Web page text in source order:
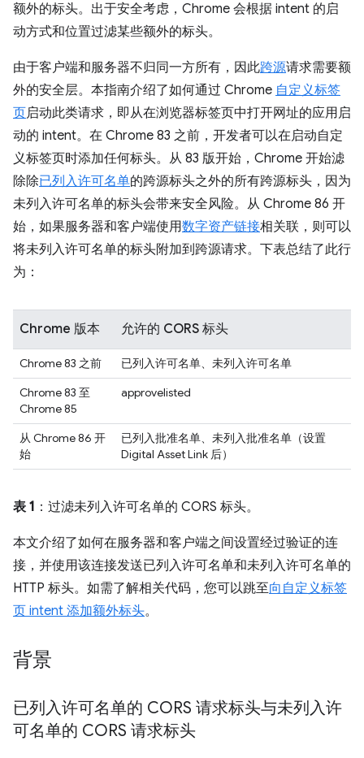
额外的标头。出于安全考虑，Chrome 会根据 intent 的启
动方式和位置过滤某些额外的标头。
由于客户端和服务器不归同一方所有，因此跨源请求需要额
外的安全层。本指南介绍了如何通过 Chrome 自定义标签
页启动此类请求，即从在浏览器标签页中打开网址的应用启
动的 intent。在 Chrome 83 之前，开发者可以在启动自定
义标签页时添加任何标头。从 83 版开始，Chrome 开始滤
除除已列入许可名单的跨源标头之外的所有跨源标头，因为
未列入许可名单的标头会带来安全风险。从 Chrome 86 开
始，如果服务器和客户端使用数字资产链接相关联，则可以
将未列入许可名单的标头附加到跨源请求。下表总结了此行
为：
Chrome 版本 允许的 CORS 标头
Chrome 83 之前
已列入许可名单、未列入许可名单
Chrome 83 至
Chrome 85
approvelisted
从 Chrome 86 开
始
已列入批准名单、未列入批准名单（设置
Digital Asset Link 后）
表 1 ：过滤未列入许可名单的 CORS 标头。
本文介绍了如何在服务器和客户端之间设置经过验证的连
接，并使用该连接发送已列入许可名单和未列入许可名单的
HTTP 标头。如需了解相关代码，您可以跳至向自定义标签
页 intent 添加额外标头。
背景
已列入许可名单的 CORS 请求标头与未列入许
可名单的 CORS 请求标头